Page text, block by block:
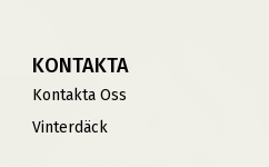
KONTAKTA
Kontakta Oss
Vinterdäck